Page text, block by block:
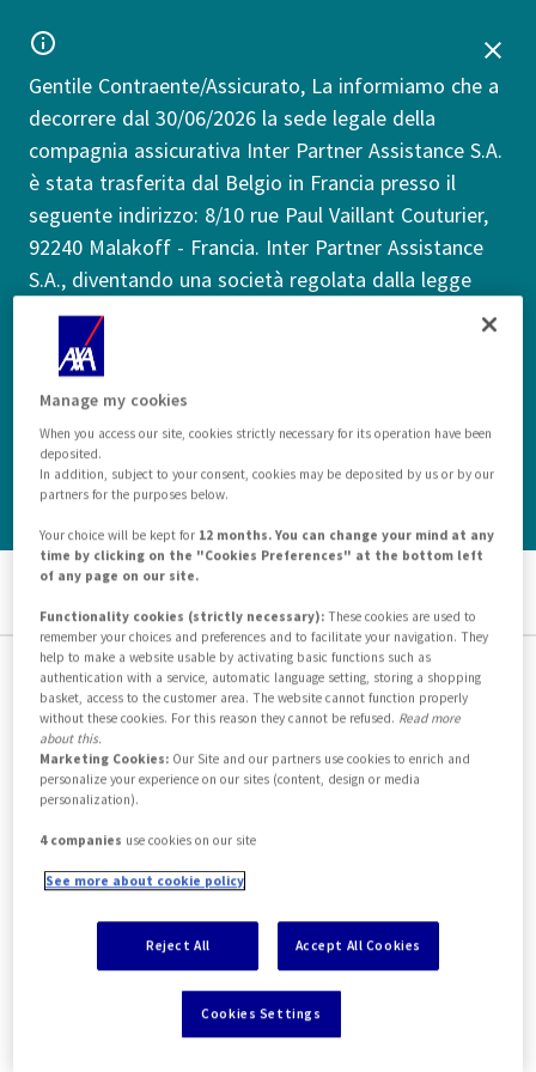
Gentile Contraente/Assicurato, La informiamo che a
decorrere dal 30/06/2026 la sede legale della
compagnia assicurativa Inter Partner Assistance S.A.
è stata trasferita dal Belgio in Francia presso il
seguente indirizzo: 8/10 rue Paul Vaillant Couturier,
92240 Malakoff - Francia. Inter Partner Assistance
S.A., diventando una società regolata dalla legge
francese, è soggetta alla supervisione assicurativa
dell'Autorité de Contrôle Prudentiel et de Résolution
("ACPR") francese. Tale trasferimento non comporta
alcun impatto nei Suoi confronti. I dati di contatto
in Suo possesso - inclusi i numeri di telefono - per
richieste di informazioni, denuncia sinistri o invio
reclami rimangono invariati.
Pagina non trovata
La pagina che stai cercando è stata rimossa, rinominata
o potrebbe non essere mai esistita.
Non abbiamo trovato la
pagina che cercavi, ma
Manage my cookies
When you access our site, cookies strictly necessary for its operation have been
deposited.
In addition, subject to your consent, cookies may be deposited by us or by our
partners for the purposes below.
Your choice will be kept for 12 months. You can change your mind at any
time by clicking on the "Cookies Preferences" at the bottom left
of any page on our site.
Functionality cookies (strictly necessary): These cookies are used to
remember your choices and preferences and to facilitate your navigation. They
help to make a website usable by activating basic functions such as
authentication with a service, automatic language setting, storing a shopping
basket, access to the customer area. The website cannot function properly
without these cookies. For this reason they cannot be refused. Read more
about this.
Marketing Cookies: Our Site and our partners use cookies to enrich and
personalize your experience on our sites (content, design or media
personalization).
4 companies use cookies on our site
See more about cookie policy
Reject All Accept All Cookies
Cookies Settings